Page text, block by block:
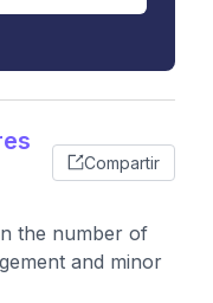
Compartir
the number of
and minor